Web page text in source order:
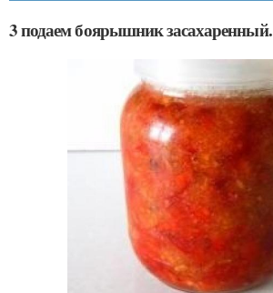
3 подаем боярышник засахаренный.